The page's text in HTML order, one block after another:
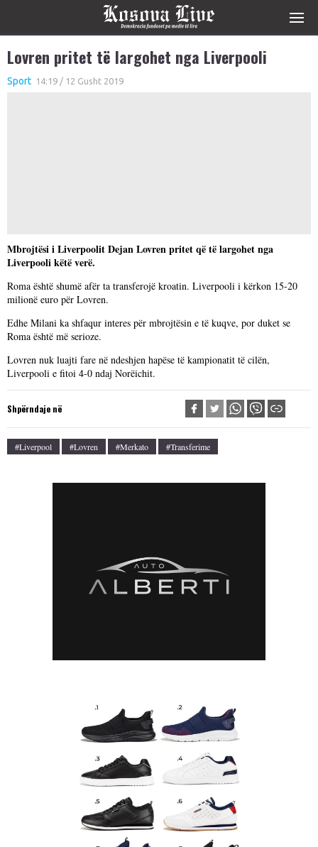
Lovren pritet të largohet nga Liverpooli
Sport 14:19 / 12 Gusht 2019
Mbrojtësi i Liverpoolit Dejan Lovren pritet që të largohet nga
Liverpooli këtë verë.
Roma është shumë afër ta transferojë kroatin. Liverpooli i kërkon 15-20
milionë euro për Lovren.
Edhe Milani ka shfaqur interes për mbrojtësin e të kuqve, por duket se
Roma është më serioze.
Lovren nuk luajti fare në ndeshjen hapëse të kampionatit të cilën,
Liverpooli e fitoi 4-0 ndaj Norëichit.
Shpërndaje në
#liverpool #lovren #merkato #transferime